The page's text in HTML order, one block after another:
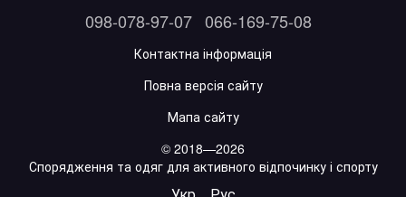
098-078-97-07 066-169-75-08
Контактна інформація
Повна версія сайту
Мапа сайту
© 2018—2026
Спорядження та одяг для активного відпочинку і спорту